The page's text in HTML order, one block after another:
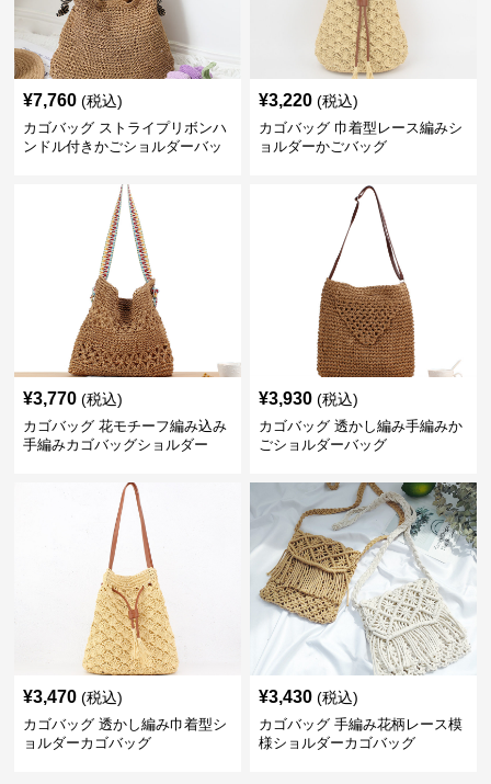
¥7,760 (税込)
カゴバッグ ストライプリボンハ
ンドル付きかごショルダーバッ
¥3,220 (税込)
カゴバッグ 巾着型レース編みシ
ョルダーかごバッグ
¥3,770 (税込)
カゴバッグ 花モチーフ編み込み
手編みカゴバッグショルダー
¥3,930 (税込)
カゴバッグ 透かし編み手編みか
ごショルダーバッグ
¥3,470 (税込)
カゴバッグ 透かし編み巾着型シ
ョルダーカゴバッグ
¥3,430 (税込)
カゴバッグ 手編み花柄レース模
様ショルダーカゴバッグ